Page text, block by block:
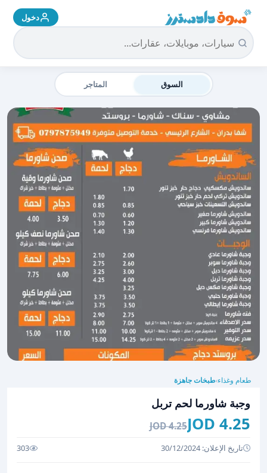
سوق دادسترز الرئيسية دخول
السوق المتاجر
طعام وغذاء›طبخات جاهزة
وجبة شاورما لحم تربل
4.25 JOD
4.25 JOD
تاريخ الإعلان: 30/12/2024 303